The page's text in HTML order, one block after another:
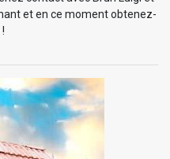
et en ce moment obtenez-